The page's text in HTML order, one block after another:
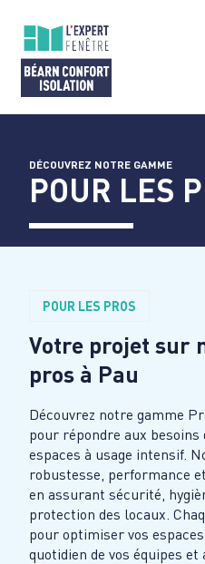
contenuDÉCOUVREZ NOTRE GAMME
POUR LES
POUR LES PROS
Votre projet sur
pros à Pau
Découvrez notre gamme
pour répondre aux
espaces à usage intensif.
robustesse, performance
en assurant sécurité,
protection des locaux.
pour optimiser vos
quotidien de vos équipes